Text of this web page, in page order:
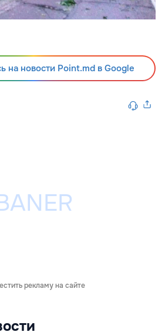
на новости Point.md в Google
рекламу на сайте